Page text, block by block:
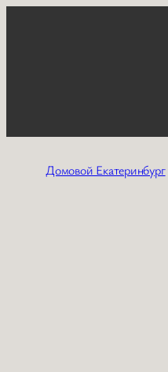
Домовой Екатеринбург